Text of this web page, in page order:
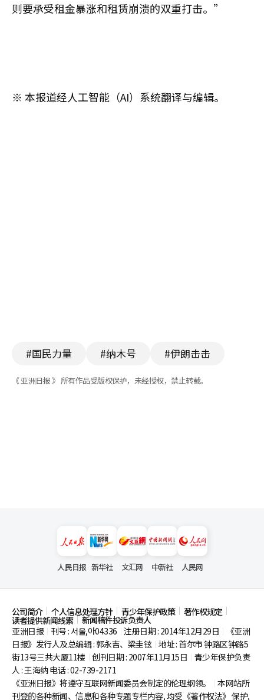
则要承受租金暴涨和租赁崩溃的双重打击。”
※ 本报道经人工智能（AI）系统翻译与编辑。
#国民力量 #纳木号 #伊朗击击
《 亚洲日报 》 所有作品受版权保护，未经授权，禁止转载。
人民日报 新华社 文汇网 中新社 人民网
公司简介 个人信息处理方针 青少年保护政策 著作权规定
读者提供新闻线索
新闻稿件投诉负责人
亚洲日报
刊号 : 서울,아04336 注册日期 : 2014年12月29日
《亚洲
日报》发行人及总编辑 : 郭永吉、梁圭铉 地址 : 首尔市钟路区钟路5
街13号三共大厦11楼 创刊日期 : 2007年11月15日
青少年保护负责
人 : 王海纳 电话 : 02-739-2171
《亚洲日报》将遵守互联网新闻委员会制定的伦理纲领。
本网站所
刊登的各种新闻、信息和各种专题专栏内容, 均受《著作权法》 保护,